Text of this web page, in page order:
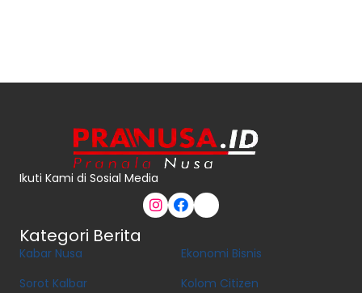
Ikuti Kami di Sosial Media
Kategori Berita
Kabar Nusa
Sorot Kalbar
Ekonomi Bisnis
Kolom Citizen